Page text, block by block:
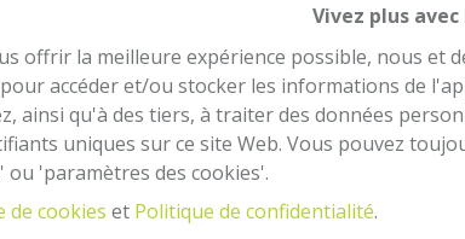
Vivez plus
offrir la meilleure expérience possible, nous et
accéder et/ou stocker les informations de
ainsi qu'à des tiers, à traiter des données
uniques sur ce site Web. Vous pouvez
ou 'paramètres des cookies'.
de cookies et Politique de confidentialité.